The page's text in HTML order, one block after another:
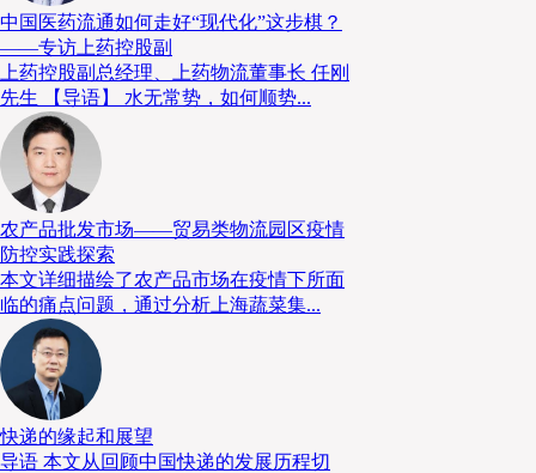
合规性对于该行业的重要性，因此1药网除了此前拥有的B2C证照，还
台运营等各服务内容的资质。在此基础上，于刚开始重新整合自身资
诊、电子处方、购药及送药上门等的完整闭环。如此一来，患者在1药
生开具的电子药方，1药网会选择相应的线下合作伙伴进行履单。于刚
和B2C后端供应链的融合，医+药的一站式服务，自营和平台商家经营
下服务的融合（“O+O”）。在这个生态圈内，消费者能够便捷地接触
店和药企能够更好地服务更广的区域和更多的人群，实现全方位的赋
也从“医药电商”升级为“互联网医药健康线上线下一体化的服务平台”。
中国医药流通如何走好“现代化”这步棋？
——专访上药控股副
上药控股副总经理、上药物流董事长 任刚
先生 【导语】 水无常势，如何顺势...
农产品批发市场——贸易类物流园区疫情
防控实践探索
本文详细描绘了农产品市场在疫情下所面
临的痛点问题，通过分析上海蔬菜集...
快递的缘起和展望
导语 本文从回顾中国快递的发展历程切